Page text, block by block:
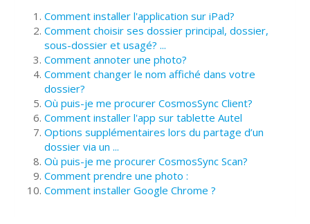
Comment installer l'application sur iPad?
Comment choisir ses dossier principal, dossier,
sous-dossier et usagé? ...
Comment annoter une photo?
Comment changer le nom affiché dans votre
dossier?
Où puis-je me procurer CosmosSync Client?
Comment installer l'app sur tablette Autel
Options supplémentaires lors du partage d’un
dossier via un ...
Où puis-je me procurer CosmosSync Scan?
Comment prendre une photo :
Comment installer Google Chrome ?